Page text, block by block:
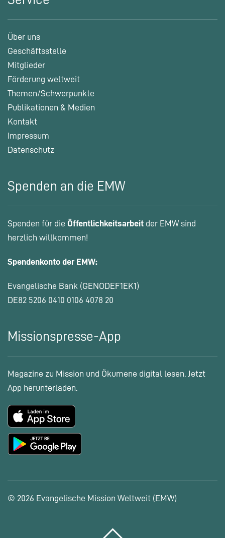
Über uns
Geschäftsstelle
Mitglieder
Förderung weltweit
Themen/Schwerpunkte
Publikationen & Medien
Kontakt
Impressum
Datenschutz
Spenden an die EMW
Spenden für die Öffentlichkeitsarbeit der EMW sind
herzlich willkommen!
Spendenkonto der EMW:
Evangelische Bank (GENODEF1EK1)
DE82 5206 0410 0106 4078 20
Missionspresse-App
Magazine zu Mission und Ökumene digital lesen. Jetzt
App herunterladen.
© 2026 Evangelische Mission Weltweit (EMW)